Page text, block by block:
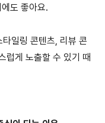
도 좋아요.
타일링 콘텐츠 리뷰 콘
럽게 노출할 수 있기 때